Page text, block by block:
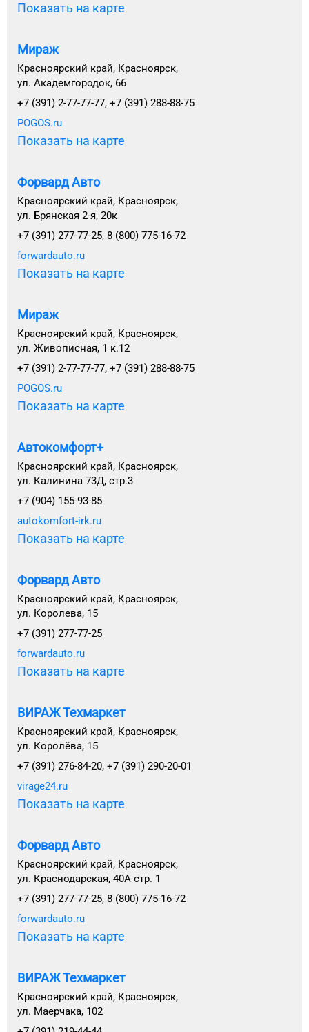
Показать на карте
Мираж
Красноярский край, Красноярск,
ул. Академгородок, 66
+7 (391) 2-77-77-77, +7 (391) 288-88-75
POGOS.ru
Показать на карте
Форвард Авто
Красноярский край, Красноярск,
ул. Брянская 2-я, 20к
+7 (391) 277-77-25, 8 (800) 775-16-72
forwardauto.ru
Показать на карте
Мираж
Красноярский край, Красноярск,
ул. Живописная, 1 к.12
+7 (391) 2-77-77-77, +7 (391) 288-88-75
POGOS.ru
Показать на карте
Автокомфорт+
Красноярский край, Красноярск,
ул. Калинина 73Д, стр.3
+7 (904) 155-93-85
autokomfort-irk.ru
Показать на карте
Форвард Авто
Красноярский край, Красноярск,
ул. Королева, 15
+7 (391) 277-77-25
forwardauto.ru
Показать на карте
ВИРАЖ Техмаркет
Красноярский край, Красноярск,
ул. Королёва, 15
+7 (391) 276-84-20, +7 (391) 290-20-01
virage24.ru
Показать на карте
Форвард Авто
Красноярский край, Красноярск,
ул. Краснодарская, 40А стр. 1
+7 (391) 277-77-25, 8 (800) 775-16-72
forwardauto.ru
Показать на карте
ВИРАЖ Техмаркет
Красноярский край, Красноярск,
ул. Маерчака, 102